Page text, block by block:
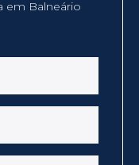
em Balneário